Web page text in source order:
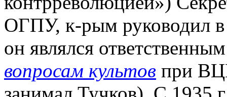
ОГПУ, к-рым руководил в
он являлся
вопросам культов при